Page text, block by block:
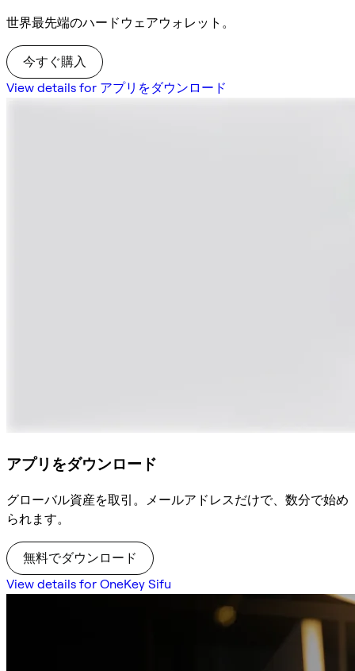
世界最先端のハードウェアウォレット。
今すぐ購入
View details for アプリをダウンロード
アプリをダウンロード
グローバル資産を取引。メールアドレスだけで、数分で始め
られます。
無料でダウンロード
View details for OneKey Sifu